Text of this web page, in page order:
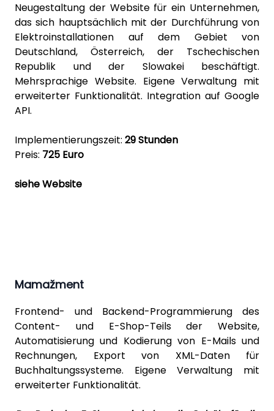
Neugestaltung der Website für ein Unternehmen,
das sich hauptsächlich mit der Durchführung von
Elektroinstallationen auf dem Gebiet von
Deutschland, Österreich, der Tschechischen
Republik und der Slowakei beschäftigt.
Mehrsprachige Website. Eigene Verwaltung mit
erweiterter Funktionalität. Integration auf Google
API.
Implementierungszeit: 29 Stunden
Preis: 725 Euro
siehe Website
Mamažment
Frontend- und Backend-Programmierung des
Content- und E-Shop-Teils der Website,
Automatisierung und Kodierung von E-Mails und
Rechnungen, Export von XML-Daten für
Buchhaltungssysteme. Eigene Verwaltung mit
erweiterter Funktionalität.